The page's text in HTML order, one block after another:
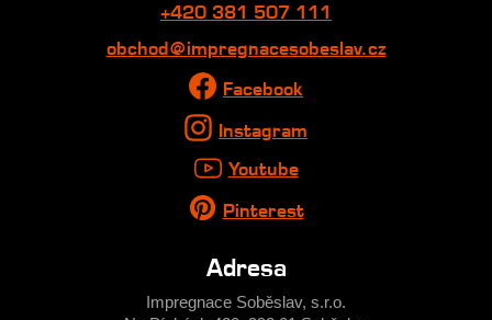
+420 381 507 111
obchod@impregnacesobeslav.cz
Facebook
Instagram
Youtube
Pinterest
Adresa
Impregnace Soběslav, s.r.o.